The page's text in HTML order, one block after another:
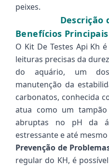
peixes.
Descrição
Benefícios Principais
O Kit De Testes Api Kh
leituras precisas da
do aquário, um
manutenção da
carbonatos, conhecida
atua como um
abruptas no pH da
estressante e até
Prevenção de
regular do KH, é